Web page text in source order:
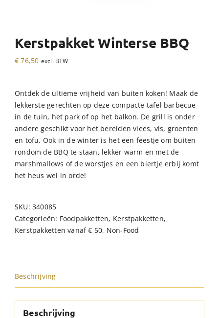
Kerstpakket Winterse BBQ
€ 76,50 excl. BTW
Ontdek de ultieme vrijheid van buiten koken! Maak de
lekkerste gerechten op deze compacte tafel barbecue
in de tuin, het park of op het balkon. De grill is onder
andere geschikt voor het bereiden vlees, vis, groenten
en tofu. Ook in de winter is het een feestje om buiten
rondom de BBQ te staan, lekker warm en met de
marshmallows of de worstjes en een biertje erbij komt
het heus wel in orde!
SKU:340085
Categorieën: Foodpakketten, Kerstpakketten,
Kerstpakketten vanaf € 50, Non-Food
Beschrijving
Beschrijving